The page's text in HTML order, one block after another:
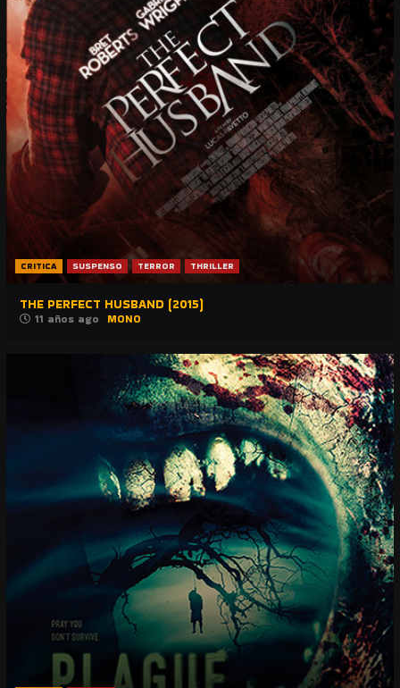
CRITICA SUSPENSO TERROR THRILLER
THE PERFECT HUSBAND (2015)
11 años ago MONO